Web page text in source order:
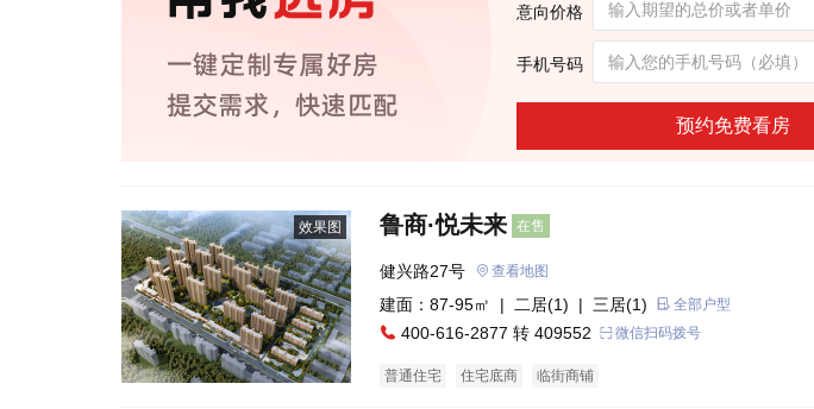
意向价格
手机号码
预约免费看房
效果图 鲁商·悦未来 在售
健兴路27号 查看地图
建面：87-95㎡ | 二居(1) | 三居(1) 全部户型
400-616-2877 转 409552 微信扫码拨号
普通住宅 住宅底商 临街商铺